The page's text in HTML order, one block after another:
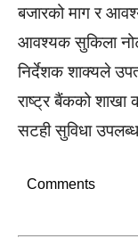
बजारको माग र
आवश्यक सुकिला
निर्देशक शाक्यले
राष्ट्र बैंकको शाखा
सटही सुविधा
Comments